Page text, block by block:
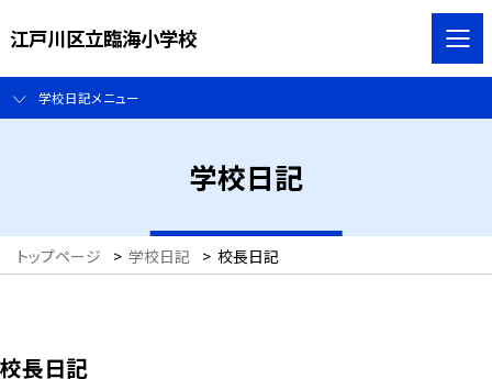
江戸川区立臨海小学校
学校日記メニュー
学校日記
トップページ > 学校日記 > 校長日記
校長日記